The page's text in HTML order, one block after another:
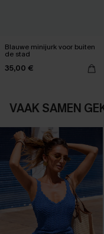
Blauwe minijurk voor buiten
de stad
35,00 €
VAAK SAMEN